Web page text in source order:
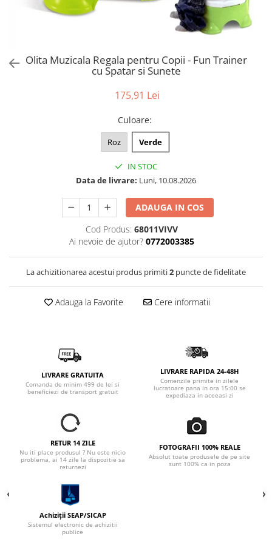
Tablite, Litere si Cifre
Olita Muzicala Regala pentru Copii - Fun Trainer
cu Spatar si Sunete
175,91 Lei
Culoare:
Roz Verde
IN STOC
Data de livrare: Luni, 10.08.2026
ADAUGA IN COS
Cod Produs: 68011VIVV
Ai nevoie de ajutor? 0772003385
La achizitionarea acestui produs primiti2 puncte de fidelitate
Adauga la Favorite Cere informatii
LIVRARE GRATUITA
Comanda de minim 499 de lei si
beneficiezi de transport gratuit
LIVRARE RAPIDA 24-48H
Comenzile primite in zilele
lucratoare pana in ora 15:00 se
expediaza in aceeasi zi
RETUR 14 ZILE
Nu iti place produsul ? Nu este nicio
problema, ai 14 zile la dispozitie sa
returnezi
FOTOGRAFII 100% REALE
Absolut toate produsele de pe site
sunt 100% ca in poza
Achiziții SEAP/SICAP
Sistemul electronic de achizitii
publice